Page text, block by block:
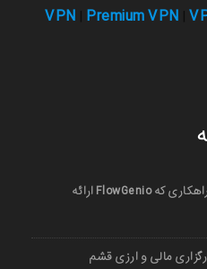
VPN Premium VPN
چرا بیشتر تریدرها رشد نمی‌کنند؟ راهکاری که FlowGenio ارائه
مالی و ارزی قشم